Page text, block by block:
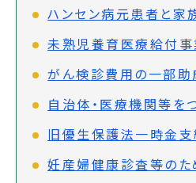
ハンセン病元患者と家族に対
未熟児養育医療給付事
がん検診費用の一部助
自治体・医療機関等をつなぐ情報連携システ
旧優生保護法一時金支
妊産婦健康診査等のための